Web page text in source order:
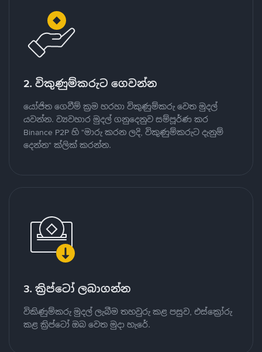
2. විකුණුම්කරුට ගෙවන්න
යෝජිත ගෙවීම් ක්‍රම හරහා විකුණුම්කරු වෙත මුදල්
යවන්න. ව්‍යවහාර මුදල් ගනුදෙනුව සම්පූර්ණ කර
Binance P2P හි "මාරු කරන ලදි, විකුණුම්කරුට දැනුම්
දෙන්න" ක්ලික් කරන්න.
3. ක්‍රිප්ටෝ ලබාගන්න
විකිණුම්කරු මුදල් ලැබීම තහවුරු කළ පසුව, එස්ක්‍රෝරු
කළ ක්‍රිප්ටෝ ඔබ වෙත මුදා හැරේ.